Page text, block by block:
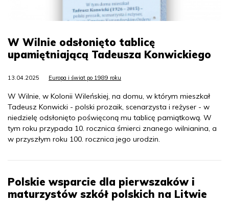
W Wilnie odsłonięto tablicę
upamiętniającą Tadeusza Konwickiego
13.04.2025 Europa i świat po 1989 roku
W Wilnie, w Kolonii Wileńskiej, na domu, w którym mieszkał
Tadeusz Konwicki - polski prozaik, scenarzysta i reżyser - w
niedzielę odsłonięto poświęconą mu tablicę pamiątkową. W
tym roku przypada 10. rocznica śmierci znanego wilnianina, a
w przyszłym roku 100. rocznica jego urodzin.
Polskie wsparcie dla pierwszaków i
maturzystów szkół polskich na Litwie